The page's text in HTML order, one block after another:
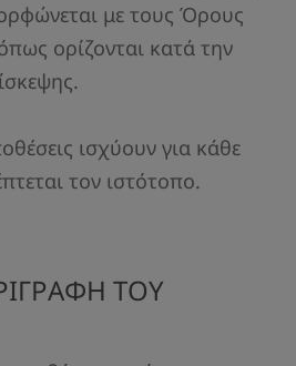
με τους Όρους
ορίζονται κατά την
ισχύουν για κάθε
τον ιστότοπο.
ΤΟΥ